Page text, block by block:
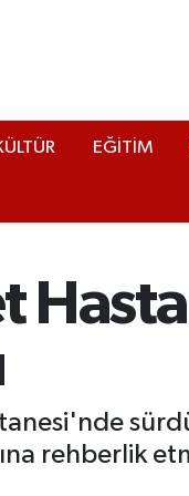
EĞİTİM
rehberlik